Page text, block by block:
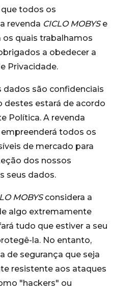
todos os
revenda CICLO MOBYSe
os quais trabalhamos
a obedecer a
Privacidade.
dados são confidenciais
destes estará de acordo
Política. A revenda
todos os
de mercado para
dos nossos
seus dados.
MOBYSconsidera a
algo extremamente
tudo que estiver a seu
la. No entanto,
de segurança que seja
resistente aos ataques
"hackers" ou